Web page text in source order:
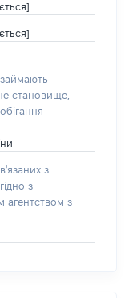
становище,
з
з
агентством з